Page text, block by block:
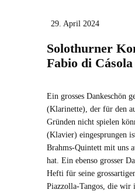
29. April 2024
Solothurner
Fabio di
Ein grosses Dankeschön
(Klarinette), der für den
Gründen nicht spielen
(Klavier) eingesprungen
Brahms-Quintett mit uns
hat. Ein ebenso grosser
Hefti für seine
Piazzolla-Tangos, die wir